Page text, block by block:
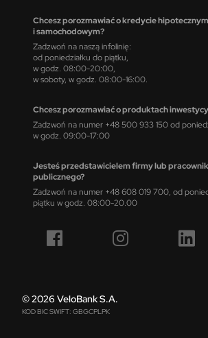
Chcesz porozmawiać o kredycie hipotecznym
i samochodowym?
Zadzwoń na naszą infolinię:
od poniedziałku do piątku,
w godz. 08:00-20:00,
w soboty, w godz. 08:00-16:00.
Chcesz porozmawiać o produktach
Zadzwoń na numer +48 500 933 150 od
w godz. 09:00-17:00
Jesteś przedstawicielem firmy lub
publicznego?
Zadzwoń na numer +48 608 019 700, od
piątku w godz. 08:00-20.00
© 2026 VeloBank S.A.
KOD BIC SWIFT: GBGCPLPK